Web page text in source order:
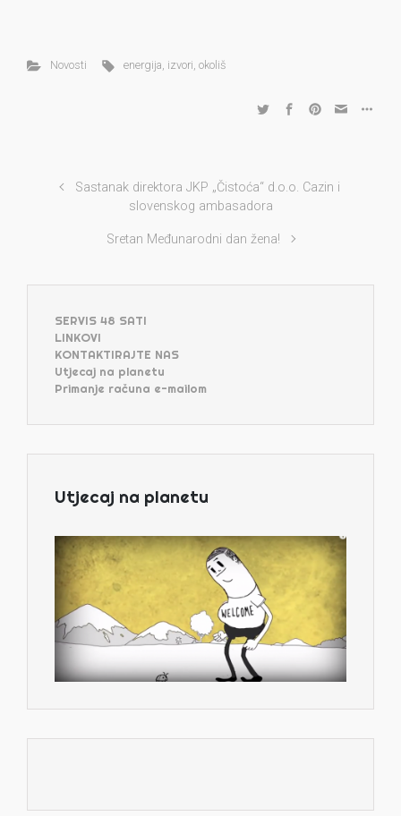
Novosti energija, izvori,okoliš
Sastanak direktora JKP „Čistoća“ d.o.o. Cazin i
slovenskog ambasadora
Sretan Međunarodni dan žena!
SERVIS 48 SATI
LINKOVI
KONTAKTIRAJTE NAS
Utjecaj na planetu
Primanje računa e-mailom
Utjecaj na planetu